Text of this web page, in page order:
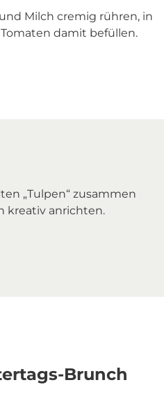
Milch cremig rühren, in
damit befüllen.
„Tulpen“ zusammen
kreativ anrichten.
Brunch